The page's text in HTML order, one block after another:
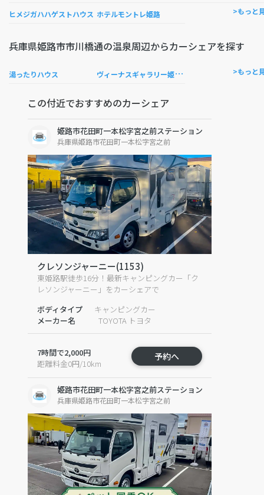
ヒメジガハハゲストハウス ホテルモントレ姫路 >もっと
兵庫県姫路市市川橋通の温泉周辺からカーシェアを探す
湯ったりハウス ヴ
ィーナスギャラリー姫路スーパー銭湯花の湯 >もっと
この付近でおすすめのカーシェア
姫路市花田町一本松字宮之前ステーション
兵庫県姫路市花田町一本松字宮之前
クレソンジャーニー(1153)
東姫路駅徒歩16分！最新キャンピングカー「ク
レソンジャーニー」をカーシェアで
ボディタイプ
メーカー名
キャンピングカー
TOYOTA トヨタ
7時間で2,000円
距離料金0円/10km
予約へ
姫路市花田町一本松字宮之前ステーション
兵庫県姫路市花田町一本松字宮之前